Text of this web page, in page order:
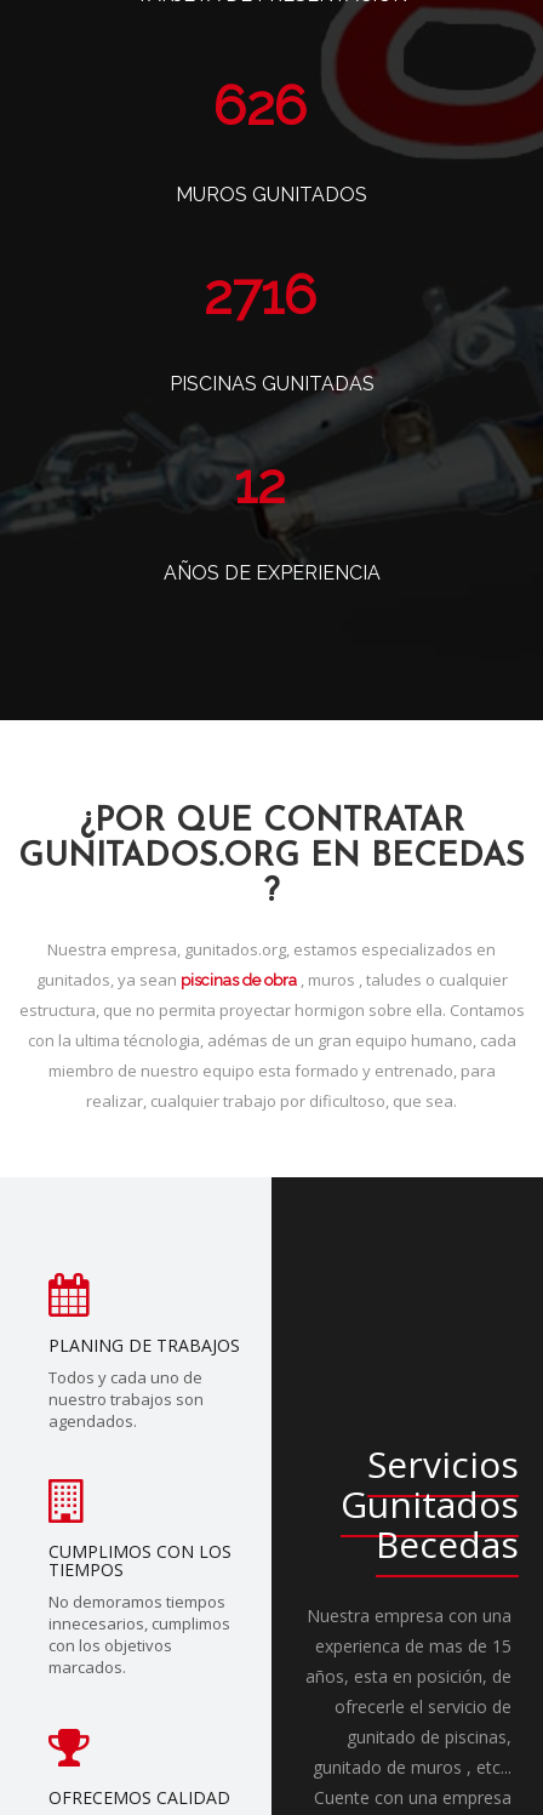
770
MUROS GUNITADOS
3341
PISCINAS GUNITADAS
14
AÑOS DE EXPERIENCIA
¿POR QUE CONTRATAR
GUNITADOS.ORG EN BECEDAS
?
Nuestra empresa, gunitados.org, estamos especializados en
gunitados, ya sean piscinas de obra, muros , taludes o cualquier
estructura, que no permita proyectar hormigon sobre ella. Contamos
con la ultima técnologia, adémas de un gran equipo humano, cada
miembro de nuestro equipo esta formado y entrenado, para
realizar, cualquier trabajo por dificultoso, que sea.
PLANING DE TRABAJOS
Todos y cada uno de
nuestro trabajos son
agendados.
CUMPLIMOS CON LOS
TIEMPOS
No demoramos tiempos
innecesarios, cumplimos
con los objetivos
marcados.
OFRECEMOS CALIDAD
Servicios
Gunitados
Becedas
Nuestra empresa con una
experienca de mas de 15
años, esta en posición, de
ofrecerle el servicio de
gunitado de piscinas,
gunitado de muros , etc...
Cuente con una empresa